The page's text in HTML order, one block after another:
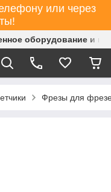
или через
оборудование и
Фрезы для